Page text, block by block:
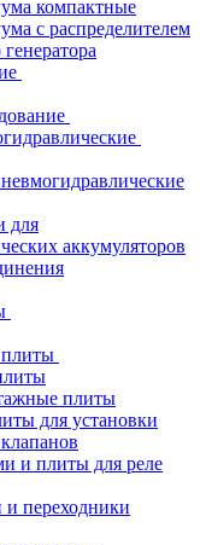
компактные
с распределителем
для
аккумуляторов
плиты
плиты
для установки
и плиты для реле
переходники